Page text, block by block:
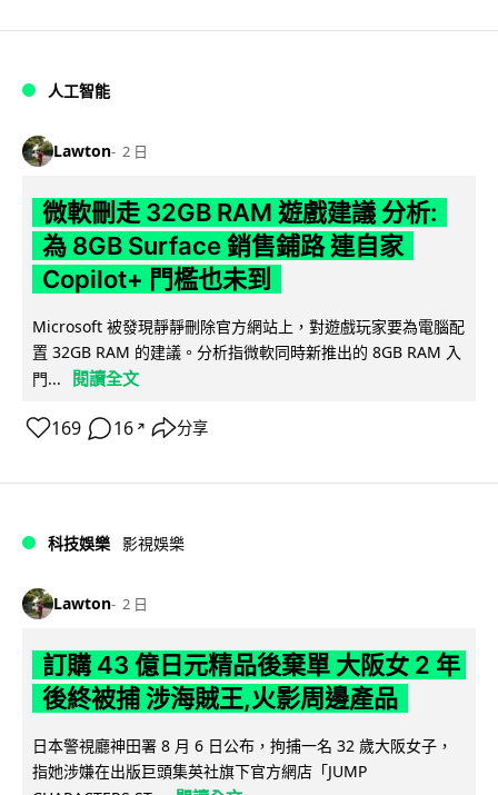
人工智能
Lawton 2 日
微軟刪走 32GB RAM 遊戲建議 分析:
為 8GB Surface 銷售鋪路 連自家
Copilot+ 門檻也未到
Microsoft 被發現靜靜刪除官方網站上，對遊戲玩家要為電腦配
置 32GB RAM 的建議。分析指微軟同時新推出的 8GB RAM 入
門...
閱讀全文
169 16 ↗ 分享
科技娛樂 影視娛樂
Lawton 2 日
訂購 43 億日元精品後棄單 大阪女 2 年
後終被捕 涉海賊王,火影周邊產品
日本警視廳神田署 8 月 6 日公布，拘捕一名 32 歲大阪女子，
指她涉嫌在出版巨頭集英社旗下官方網店「JUMP